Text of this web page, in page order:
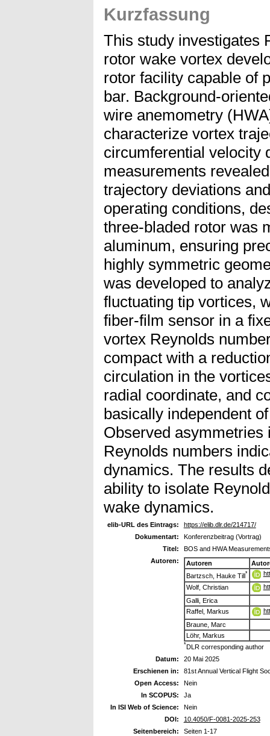
Kurzfassung
This study investigates
rotor wake vortex
rotor facility capable of
bar. Background-
wire anemometry
characterize vortex
circumferential velocity
measurements
trajectory deviations
operating conditions,
three-bladed rotor was
aluminum, ensuring
highly symmetric
was developed to
fluctuating tip vortices,
fiber-film sensor in a
vortex Reynolds
compact with a
circulation in the
radial coordinate, and
basically independent
Observed
Reynolds numbers
dynamics. The results
ability to isolate
wake dynamics.
elib-URL des Eintrags:
https://elib.dlr.de/214717/
Dokumentart:
Konferenzbeitrag (Vortrag)
Titel:
BOS and HWA
Autoren:
Autoren
Bartzsch, Hauke Till*
Wolf, Christian
Galli, Erica
Raffel, Markus
Braune, Marc
Löhr, Markus
*DLR corresponding author
Datum:
20 Mai 2025
Erschienen in:
81st Annual Vertical Flight
Open Access:
Nein
In SCOPUS:
Ja
In ISI Web of Science:
Nein
DOI:
10.4050/F-0081-2025-253
Seitenbereich:
Seiten 1-17